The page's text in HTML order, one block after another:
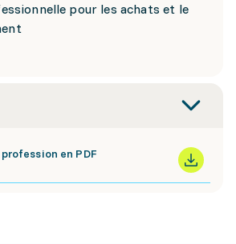
pour les achats et le
en PDF